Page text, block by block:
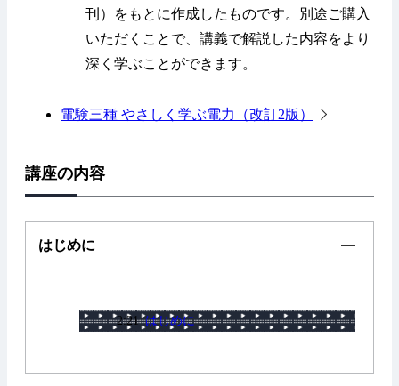
刊）をもとに作成したものです。別途ご購入
いただくことで、講義で解説した内容をより
深く学ぶことができます。
電験三種 やさしく学ぶ電力（改訂2版）
講座の内容
はじめに
2:21 はじめに